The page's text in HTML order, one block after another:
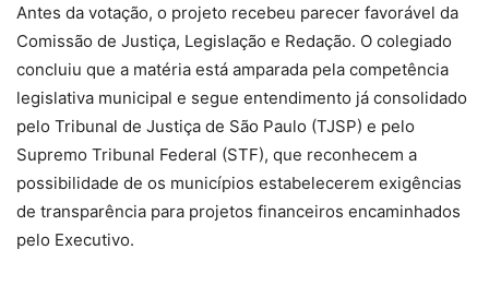
Antes da votação, o projeto recebeu parecer favorável da
Comissão de Justiça, Legislação e Redação. O colegiado
concluiu que a matéria está amparada pela competência
legislativa municipal e segue entendimento já consolidado
pelo Tribunal de Justiça de São Paulo (TJSP) e pelo
Supremo Tribunal Federal (STF), que reconhecem a
possibilidade de os municípios estabelecerem exigências
de transparência para projetos financeiros encaminhados
pelo Executivo.